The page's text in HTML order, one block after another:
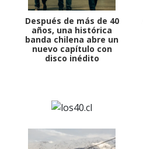
Después de más de 40
años, una histórica
banda chilena abre un
nuevo capítulo con
disco inédito